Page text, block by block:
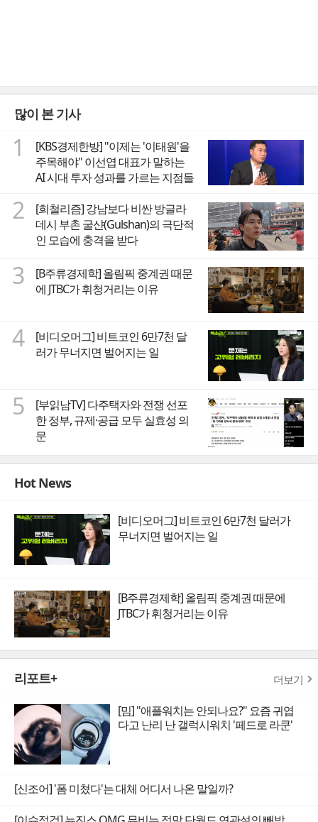
많이 본 기사
1
[KBS경제한방] "이제는 '이태원'을
주목해야" 이선엽 대표가 말하는
AI 시대 투자 성과를 가르는 지점들
2
[희철리즘] 강남보다 비싼 방글라
데시 부촌 굴샨(Gulshan)의 극단적
인 모습에 충격을 받다
3
[B주류경제학] 올림픽 중계권 때문
에 JTBC가 휘청거리는 이유
4
[비디오머그] 비트코인 6만7천 달
러가 무너지면 벌어지는 일
5
[부읽남TV] 다주택자와 전쟁 선포
한 정부, 규제·공급 모두 실효성 의
문
Hot News
[비디오머그] 비트코인 6만7천 달러가
무너지면 벌어지는 일
[B주류경제학] 올림픽 중계권 때문에
JTBC가 휘청거리는 이유
리포트+ 더보기
[밈] "애플워치는 안되나요?" 요즘 귀엽
다고 난리 난 갤럭시워치 '페드로 라쿤'
[신조어] '폼 미쳤다'는 대체 어디서 나온 말일까?